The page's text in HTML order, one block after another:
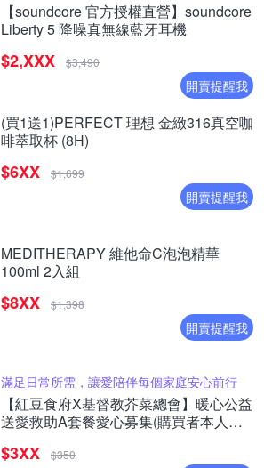
【soundcore 官方授權直營】soundcore
Liberty 5 降噪真無線藍牙耳機
$2,XXX $3,490
開賣提醒我
(買1送1)PERFECT 理想 金緻316真空咖
啡萃取杯 (8H)
$6XX $1,699
開賣提醒我
MEDITHERAPY 維他命C泡泡精華
100ml 2入組
$8XX $1,398
開賣提醒我
滿足日常所需，讓愛陪伴每個家庭安心前行
【紅豆食府X基督教芥菜總會】暖心公益
送愛救助A套餐愛心募集(購買者本人不
$3XX $350